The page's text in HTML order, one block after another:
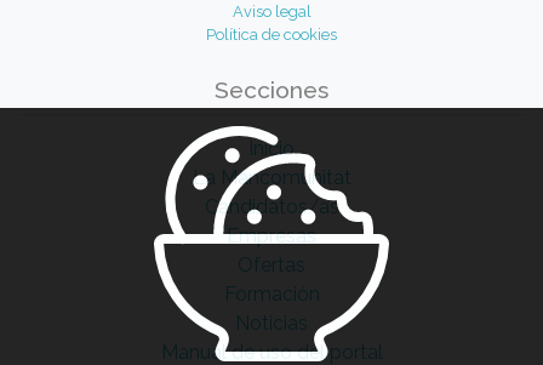
Aviso legal
Política de cookies
Secciones
Inicio
La Mancomunitat
Candidatos/as
Empresas
Ofertas
Formación
Noticias
Manual de uso del portal